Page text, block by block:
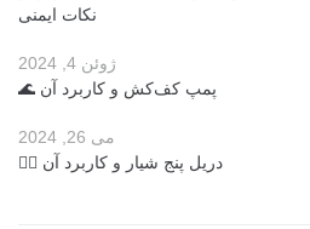
نکات ایمنی
ژوئن 4, 2024
پمپ کف‌کش و کاربرد آن 🌊
می 26, 2024
دریل پنج شیار و کاربرد آن 👷‍♂️